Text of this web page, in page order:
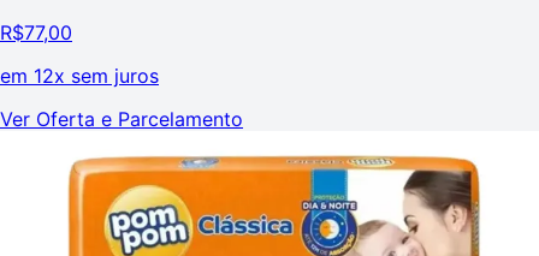
R$77,00
em 12x sem juros
Ver Oferta e Parcelamento